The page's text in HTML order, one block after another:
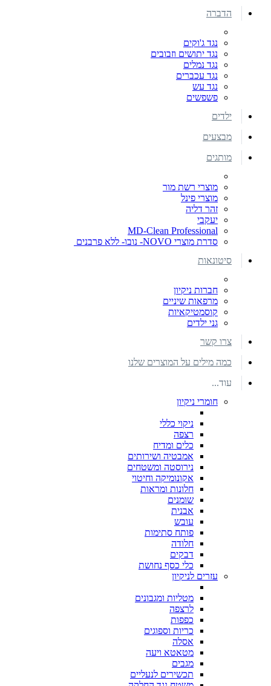
הדברה
נגד ג'וקים
נגד יתושים וזבובים
נגד נמלים
נגד עכברים
נגד עש
פשפשים
ילדים
מבצעים
מותגים
מוצרי רשת מור
מוצרי פינל
זהר דליה
יעקבי
MD-Clean Professional
סדרת מוצרי NOVO- נובו- ללא פרבנים
סיטונאות
חברות ניקיון
מרפאות שיניים
קוסמטיקאיות
גני ילדים
צרו קשר
כמה מילים על המוצרים שלנו
עוד...
חומרי ניקיון
ניקוי כללי
רצפה
כלים ומדיח
אמבטיה ושירותים
נירוסטה ומשטחים
אקונומיקה וחיטוי
חלונות ומראות
שומנים
אבנית
עובש
פותח סתימות
חלודה
דבקים
כלי כסף נחושת
עזרים לניקיון
מטליות ומגבונים
לרצפה
כפפות
כריות וספוגים
אסלה
מטאטא ויעה
מגבים
תכשירים לנעליים